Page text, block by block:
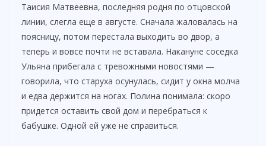
Таисия Матвеевна, последняя родня по отцовской
линии, слегла еще в августе. Сначала жаловалась на
поясницу, потом перестала выходить во двор, а
теперь и вовсе почти не вставала. Накануне соседка
Ульяна прибегала с тревожными новостями —
говорила, что старуха осунулась, сидит у окна молча
и едва держится на ногах. Полина понимала: скоро
придется оставить свой дом и перебраться к
бабушке. Одной ей уже не справиться.